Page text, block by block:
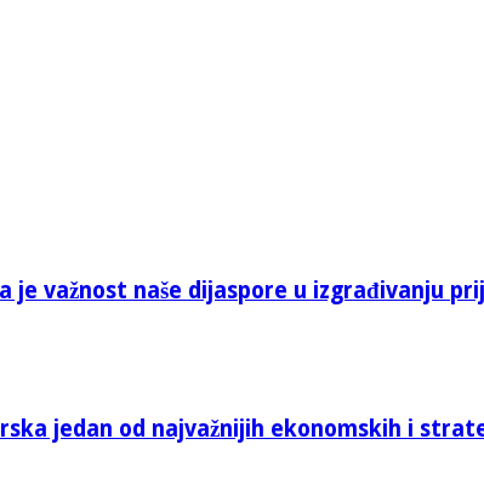
je važnost naše dijaspore u izgrađivanju
jedan od najvažnijih ekonomskih i